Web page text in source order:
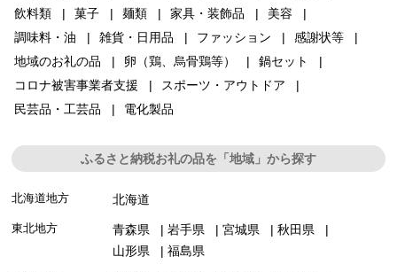
飲料類
菓子 麺類 家具・装飾品
美容
調味料・油
雑貨・日用品 ファッション
感謝状等
地域のお礼の品
卵（鶏、烏骨鶏等）
鍋セット
コロナ被害事業者支援
スポーツ・アウトドア
民芸品・工芸品
電化製品
ふるさと納税お礼の品を「地域」から探す
北海道地方 北海道
東北地方 青森県 岩手県 宮城県
秋田県
山形県
福島県